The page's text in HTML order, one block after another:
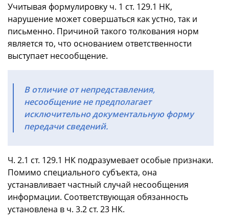
Учитывая формулировку ч. 1 ст. 129.1 НК,
нарушение может совершаться как устно, так и
письменно. Причиной такого толкования норм
является то, что основанием ответственности
выступает несообщение.
В отличие от непредставления,
несообщение не предполагает
исключительно документальную форму
передачи сведений.
Ч. 2.1 ст. 129.1 НК подразумевает особые признаки.
Помимо специального субъекта, она
устанавливает частный случай несообщения
информации. Соответствующая обязанность
установлена в ч. 3.2 ст. 23 НК.